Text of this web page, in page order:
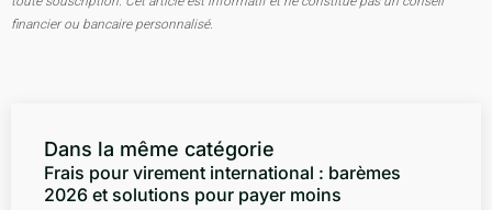
financier ou bancaire personnalisé.
Dans la même catégorie
Frais pour virement international : barèmes
2026 et solutions pour payer moins